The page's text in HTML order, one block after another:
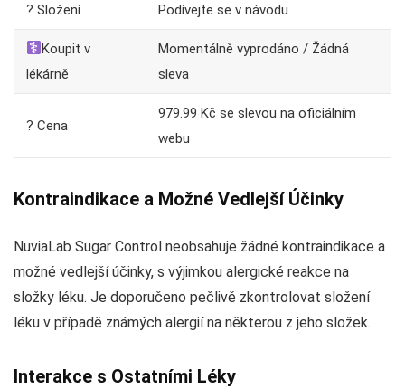
? Složení Podívejte se v návodu
Koupit v
lékárně
Momentálně vyprodáno / Žádná
sleva
? Cena
979.99 Kč se slevou na oficiálním
webu
Kontraindikace a Možné Vedlejší Účinky
NuviaLab Sugar Control neobsahuje žádné kontraindikace a
možné vedlejší účinky, s výjimkou alergické reakce na
složky léku. Je doporučeno pečlivě zkontrolovat složení
léku v případě známých alergií na některou z jeho složek.
Interakce s Ostatními Léky